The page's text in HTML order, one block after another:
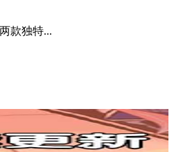
款独特...